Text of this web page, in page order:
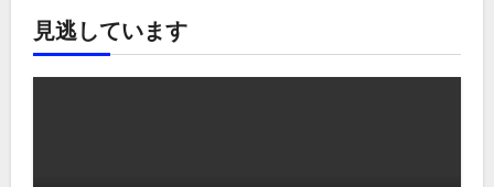
見逃しています